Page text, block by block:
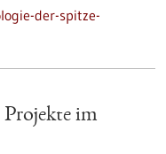
der-spitze-
im